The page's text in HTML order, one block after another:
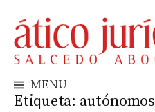
to
content
MENU
Etiqueta: autónomos